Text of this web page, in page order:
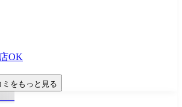
OK
をもっと見る